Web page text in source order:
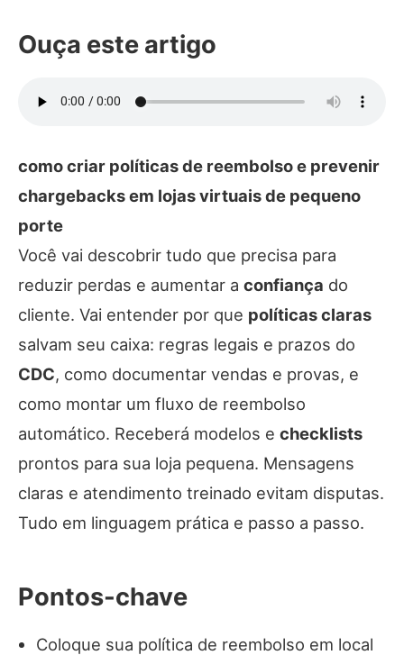
Ouça este artigo
como criar políticas de reembolso e prevenir
chargebacks em lojas virtuais de pequeno
porte
Você vai descobrir tudo que precisa para
reduzir perdas e aumentar a confiança do
cliente. Vai entender por que políticas claras
salvam seu caixa: regras legais e prazos do
CDC, como documentar vendas e provas, e
como montar um fluxo de reembolso
automático. Receberá modelos e checklists
prontos para sua loja pequena. Mensagens
claras e atendimento treinado evitam disputas.
Tudo em linguagem prática e passo a passo.
Pontos-chave
Coloque sua política de reembolso em local